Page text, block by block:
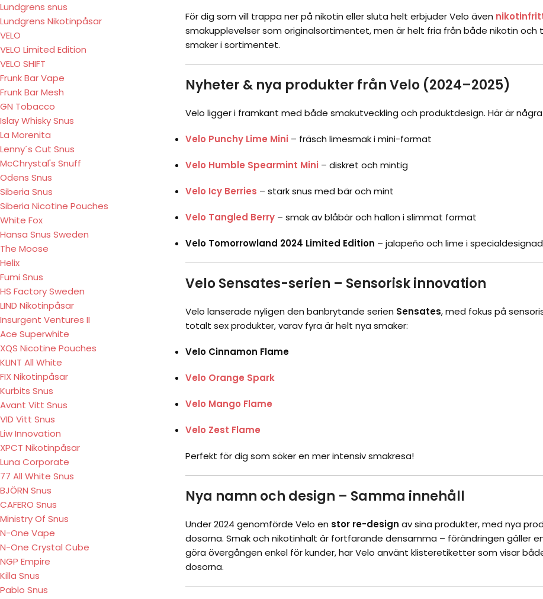
Lundgrens snus
Lundgrens Nikotinpåsar
VELO
VELO Limited Edition
VELO SHIFT
Frunk Bar Vape
Frunk Bar Mesh
GN Tobacco
Islay Whisky Snus
La Morenita
Lenny´s Cut Snus
McChrystal's Snuff
Odens Snus
Siberia Snus
Siberia Nicotine Pouches
White Fox
Hansa Snus Sweden
The Moose
Helix
Fumi Snus
HS Factory Sweden
LIND Nikotinpåsar
Insurgent Ventures II
Ace Superwhite
XQS Nicotine Pouches
KLINT All White
FIX Nikotinpåsar
Kurbits Snus
Avant Vitt Snus
VID Vitt Snus
Liw Innovation
XPCT Nikotinpåsar
Luna Corporate
77 All White Snus
BJÖRN Snus
CAFERO Snus
Ministry Of Snus
N-One Vape
N-One Crystal Cube
NGP Empire
Killa Snus
Pablo Snus
För dig som vill trappa ner på nikotin eller sluta helt erbjuder Velo även
smakupplevelser som originalsortimentet, men är helt fria från både nikotin och
smaker i sortimentet.
Nyheter & nya produkter från Velo (2024–2025)
Velo ligger i framkant med både smakutveckling och produktdesign. Här är
Velo Punchy Lime Mini– fräsch limesmak i mini-format
Velo Humble Spearmint Mini– diskret och mintig
Velo Icy Berries – stark snus med bär och mint
Velo Tangled Berry– smak av blåbär och hallon i slimmat format
Velo Tomorrowland 2024 Limited Edition – jalapeño och lime i
Velo Sensates-serien – Sensorisk innovation
Velo lanserade nyligen den banbrytande serien Sensates, med fokus på
totalt sex produkter, varav fyra är helt nya smaker:
Velo Cinnamon Flame
Velo Orange Spark
Velo Mango Flame
Velo Zest Flame
Perfekt för dig som söker en mer intensiv smakresa!
Nya namn och design – Samma innehåll
Under 2024 genomförde Velo en stor re-design av sina produkter, med nya
dosorna. Smak och nikotinhalt är fortfarande densamma – förändringen gäller
göra övergången enkel för kunder, har Velo använt klisteretiketter som visar
dosorna.